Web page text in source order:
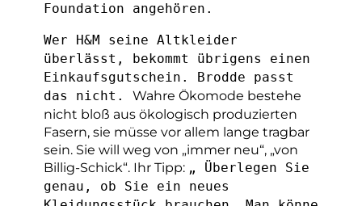
Foundation angehören.
Wer H&M seine Altkleider
überlässt, bekommt übrigens einen
Einkaufsgutschein. Brodde passt
das nicht. Wahre Ökomode bestehe
nicht bloß aus ökologisch produzierten
Fasern, sie müsse vor allem lange tragbar
sein. Sie will weg von „immer neu“, „von
Billig-Schick“. Ihr Tipp: „ Überlegen Sie
genau, ob Sie ein neues